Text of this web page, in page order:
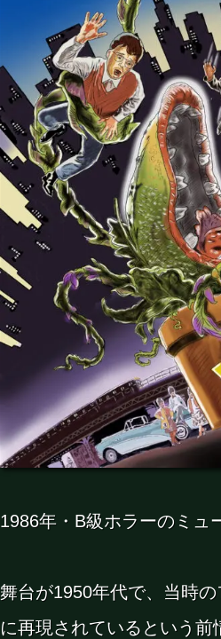
1986年・B級ホラーのミュ
舞台が1950年代で、当時
に再現されているという